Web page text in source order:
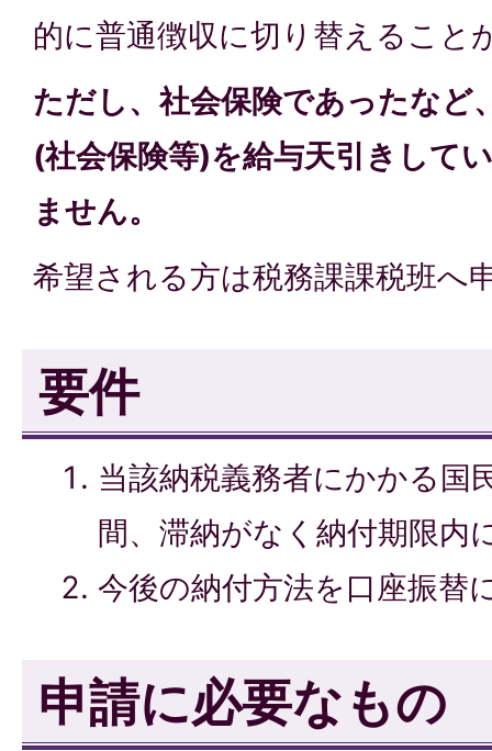
的に普通徴収に切り替えること
ただし、社会保険であったなど
(社会保険等)を給与天引きして
ません。
希望される方は税務課課税班へ
要件
当該納税義務者にかかる国
間、滞納がなく納付期限内
今後の納付方法を口座振替
申請に必要なもの